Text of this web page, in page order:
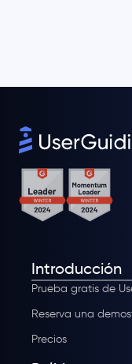
Introducción
Prueba gratis de
Reserva una
Precios